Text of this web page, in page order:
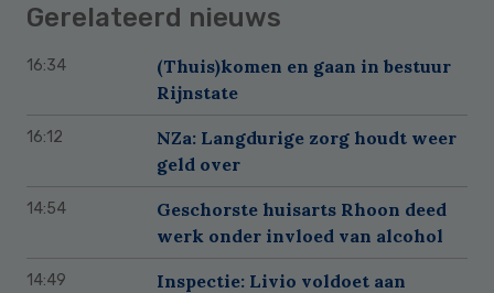
Gerelateerd nieuws
16:34
(Thuis)komen en gaan in bestuur
Rijnstate
16:12
NZa: Langdurige zorg houdt weer
geld over
14:54
Geschorste huisarts Rhoon deed
werk onder invloed van alcohol
14:49
Inspectie: Livio voldoet aan